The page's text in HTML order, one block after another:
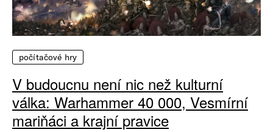
počítačové hry
V budoucnu není nic než kulturní
válka: Warhammer 40 000, Vesmírní
mariňáci a krajní pravice